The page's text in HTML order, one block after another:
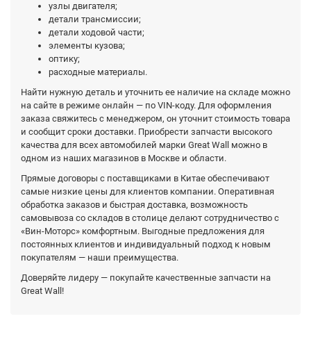
узлы двигателя;
детали трансмиссии;
детали ходовой части;
элементы кузова;
оптику;
расходные материалы.
Найти нужную деталь и уточнить ее наличие на складе можно
на сайте в режиме онлайн — по VIN-коду. Для оформления
заказа свяжитесь с менеджером, он уточнит стоимость товара
и сообщит сроки доставки. Приобрести запчасти высокого
качества для всех автомобилей марки Great Wall можно в
одном из наших магазинов в Москве и области.
Прямые договоры с поставщиками в Китае обеспечивают
самые низкие цены для клиентов компании. Оперативная
обработка заказов и быстрая доставка, возможность
самовывоза со складов в столице делают сотрудничество с
«Вин-Моторс» комфортным. Выгодные предложения для
постоянных клиентов и индивидуальный подход к новым
покупателям — наши преимущества.
Доверяйте лидеру — покупайте качественные запчасти на
Great Wall!